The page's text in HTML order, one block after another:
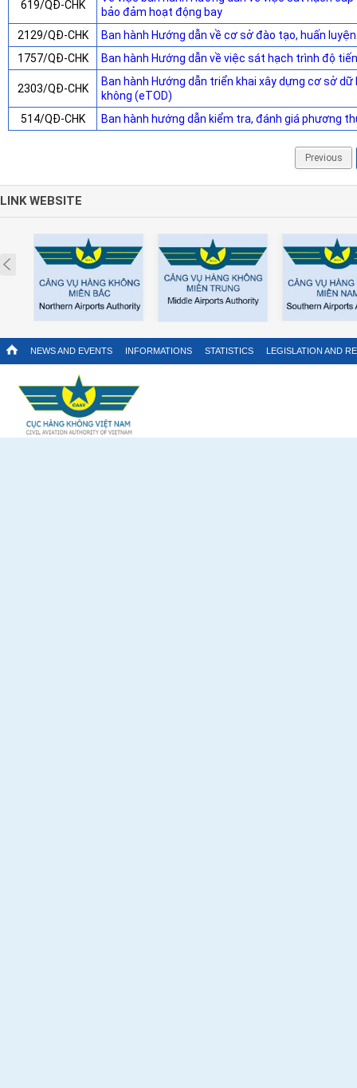
619/QĐ-CHK
bảo đảm hoạt động bay
2129/QĐ-CHK
Ban hành Hướng dẫn về cơ sở đào tạo, huấn
1757/QĐ-CHK
Ban hành Hướng dẫn về việc sát hạch trình độ
2303/QĐ-CHK
Ban hành Hướng dẫn triển khai xây dựng cơ sở
không (eTOD)
514/QĐ-CHK
Ban hành hướng dẫn kiểm tra, đánh giá phương
Previous
LINK WEBSITE
Prev
NEWS AND EVENTS INFORMATIONS STATISTICS LEGISLATION AND